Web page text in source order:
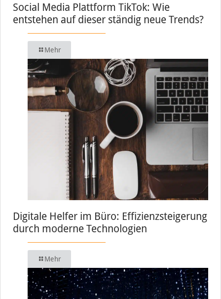
Social Media Plattform TikTok: Wie
entstehen auf dieser ständig neue Trends?
Mehr
Digitale Helfer im Büro: Effizienzsteigerung
durch moderne Technologien
Mehr